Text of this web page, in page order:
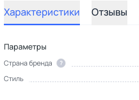
Характеристики Отзывы
Параметры
Страна бренда ?
Стиль